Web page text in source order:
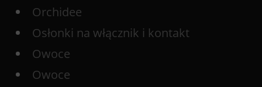
Orchidee
Osłonki na włącznik i kontakt
Owoce
Owoce